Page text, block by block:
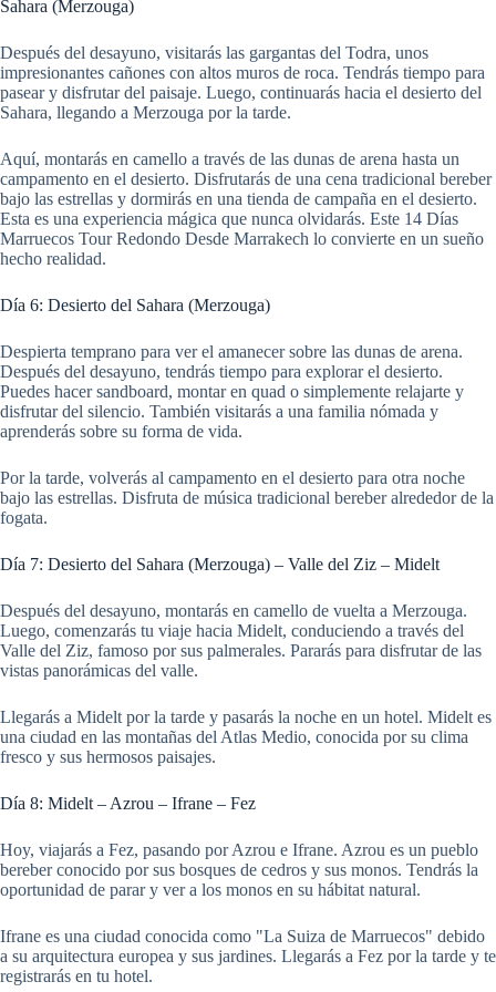
Sahara (Merzouga)
Después del desayuno, visitarás las gargantas del Todra, unos
impresionantes cañones con altos muros de roca. Tendrás tiempo para
pasear y disfrutar del paisaje. Luego, continuarás hacia el desierto del
Sahara, llegando a Merzouga por la tarde.
Aquí, montarás en camello a través de las dunas de arena hasta un
campamento en el desierto. Disfrutarás de una cena tradicional bereber
bajo las estrellas y dormirás en una tienda de campaña en el desierto.
Esta es una experiencia mágica que nunca olvidarás. Este 14 Días
Marruecos Tour Redondo Desde Marrakech lo convierte en un sueño
hecho realidad.
Día 6: Desierto del Sahara (Merzouga)
Despierta temprano para ver el amanecer sobre las dunas de arena.
Después del desayuno, tendrás tiempo para explorar el desierto.
Puedes hacer sandboard, montar en quad o simplemente relajarte y
disfrutar del silencio. También visitarás a una familia nómada y
aprenderás sobre su forma de vida.
Por la tarde, volverás al campamento en el desierto para otra noche
bajo las estrellas. Disfruta de música tradicional bereber alrededor de la
fogata.
Día 7: Desierto del Sahara (Merzouga) – Valle del Ziz – Midelt
Después del desayuno, montarás en camello de vuelta a Merzouga.
Luego, comenzarás tu viaje hacia Midelt, conduciendo a través del
Valle del Ziz, famoso por sus palmerales. Pararás para disfrutar de las
vistas panorámicas del valle.
Llegarás a Midelt por la tarde y pasarás la noche en un hotel. Midelt es
una ciudad en las montañas del Atlas Medio, conocida por su clima
fresco y sus hermosos paisajes.
Día 8: Midelt – Azrou – Ifrane – Fez
Hoy, viajarás a Fez, pasando por Azrou e Ifrane. Azrou es un pueblo
bereber conocido por sus bosques de cedros y sus monos. Tendrás la
oportunidad de parar y ver a los monos en su hábitat natural.
Ifrane es una ciudad conocida como "La Suiza de Marruecos" debido
a su arquitectura europea y sus jardines. Llegarás a Fez por la tarde y te
registrarás en tu hotel.